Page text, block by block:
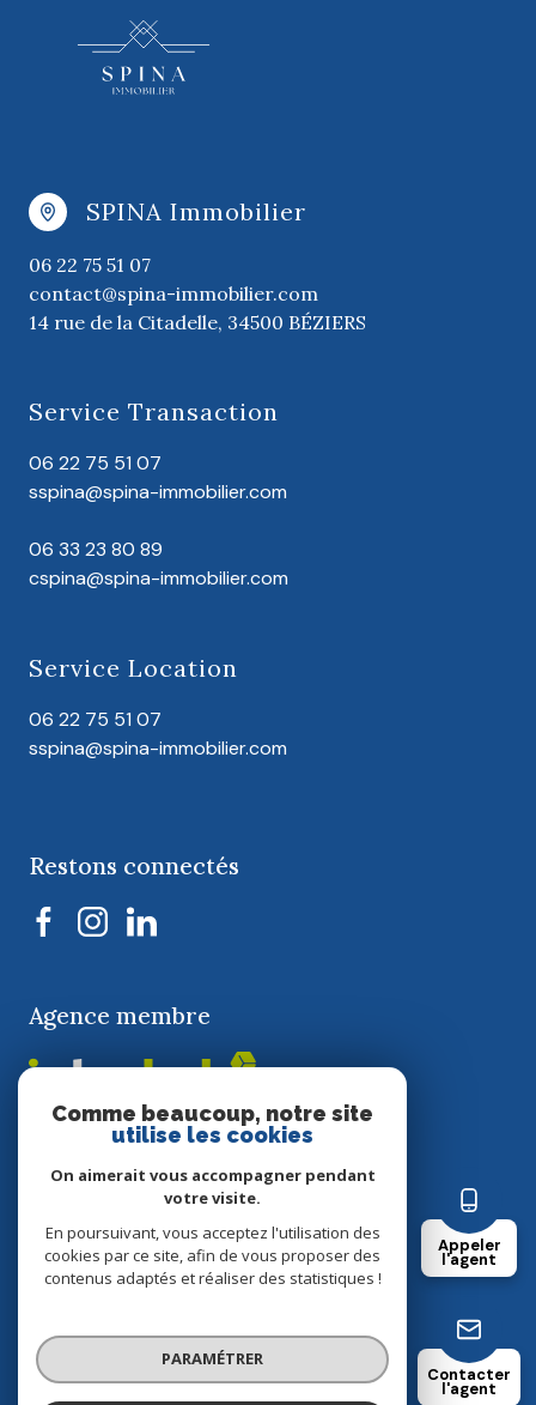
Appeler
l'agent
Contacter
l'agent
SPINA Immobilier
06 22 75 51 07
contact@spina-immobilier.com
14 rue de la Citadelle, 34500 BÉZIERS
Service Location
06 22 75 51 07
sspina@spina-immobilier.com
Service Transaction
06 22 75 51 07
sspina@spina-immobilier.com
06 33 23 80 89
cspina@spina-immobilier.com
Restons connectés
Agence membre
Mentions légales
Admin
Politique RGPD
Cookies
© 2026 | Tous droits réservés
Comme beaucoup, notre site
utilise les cookies
On aimerait vous accompagner pendant
votre visite.
En poursuivant, vous acceptez l'utilisation des
cookies par ce site, afin de vous proposer des
contenus adaptés et réaliser des statistiques !
PARAMÉTRER